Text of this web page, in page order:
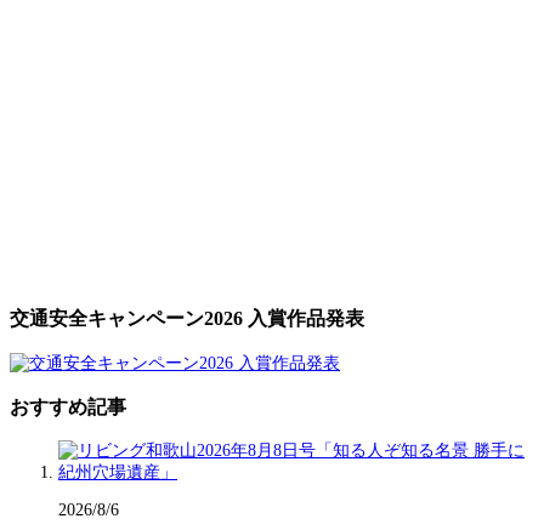
交通安全キャンペーン2026 入賞作品発表
おすすめ記事
2026/8/6